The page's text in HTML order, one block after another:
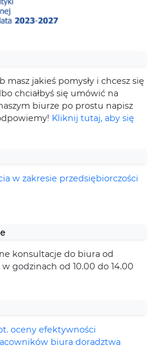
masz jakieś pomysły i chcesz się
chciałbyś się umówić na
biurze po prostu napisz
Kliknij tutaj, aby się
w zakresie przedsiębiorczości
konsultacje do biura od
godzinach od 10.00 do 14.00
oceny efektywności
biura doradztwa